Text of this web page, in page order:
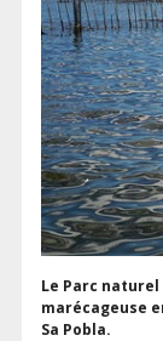
Le Parc
marécageuse
Sa Pobla.